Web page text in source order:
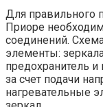
Для правильного
Приоре
соединений.
элементы:
предохранитель
за счет подачи
нагревательные